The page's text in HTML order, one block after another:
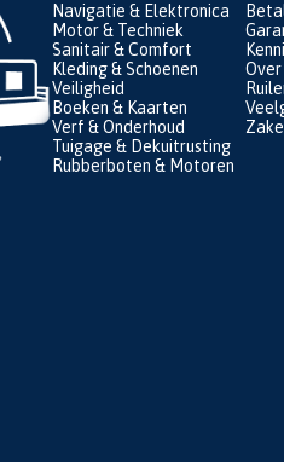
Navigatie & Elektronica
Motor & Techniek
Sanitair & Comfort
Kleding & Schoenen
Veiligheid
Boeken & Kaarten
Verf & Onderhoud
Tuigage & Dekuitrusting
Rubberboten & Motoren
Over